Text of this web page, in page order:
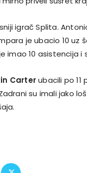
igrač Splita.
je ubacio 10 uz
imao 10 asistencija i
Carterubacili po 11
su imali jako